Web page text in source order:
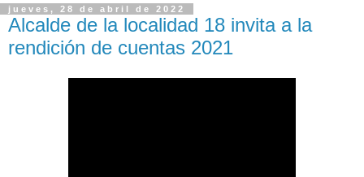
jueves, 28 de abril de 2022
Alcalde de la localidad 18 invita a la
rendición de cuentas 2021